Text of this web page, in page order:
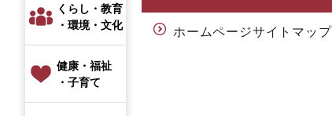
くらし・教育
・環境・文化
健康・福祉
・子育て
ホームページサイトマップ